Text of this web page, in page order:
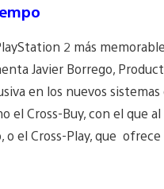
2 más
Javier Borrego,
en los nuevos
el Cross-Buy, con el que
o el Cross-Play, que